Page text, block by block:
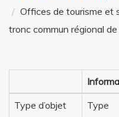
Offices de tourisme et
tronc commun régional
Type d’objet
Type